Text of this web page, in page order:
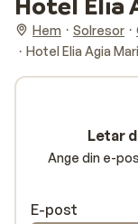
Hem Solresor
Hotel Elia Agia
Letar
Ange din e-
E-post